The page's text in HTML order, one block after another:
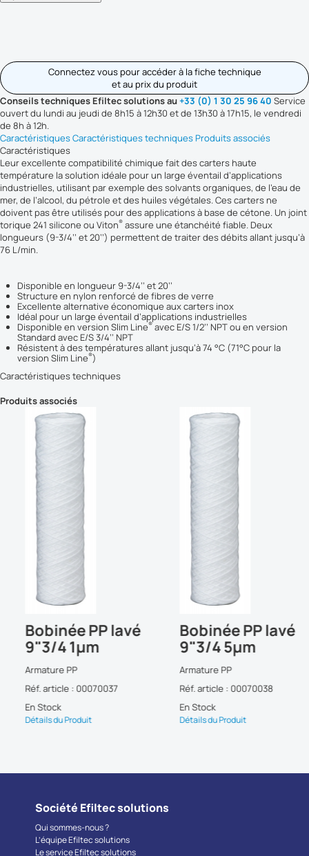
Connectez vous pour accéder à la fiche technique
et au prix du produit
Conseils techniques Efiltec solutions au+33 (0) 1 30 25 96 40 Service
ouvert du lundi au jeudi de 8h15 à 12h30 et de 13h30 à 17h15, le vendredi
de 8h à 12h.
CaractéristiquesCaractéristiques techniques Produits associés
Caractéristiques
Leur excellente compatibilité chimique fait des carters haute
température la solution idéale pour un large éventail d’applications
industrielles, utilisant par exemple des solvants organiques, de l’eau de
mer, de l’alcool, du pétrole et des huiles végétales. Ces carters ne
doivent pas être utilisés pour des applications à base de cétone. Un joint
torique 241 silicone ou Viton® assure une étanchéité fiable. Deux
longueurs (9-3/4’’ et 20’’) permettent de traiter des débits allant jusqu’à
76 L/min.
Disponible en longueur 9-3/4’’ et 20’’
Structure en nylon renforcé de fibres de verre
Excellente alternative économique aux carters inox
Idéal pour un large éventail d’applications industrielles
Disponible en version Slim Line® avec E/S 1/2’’ NPT ou en version
Standard avec E/S 3/4’’ NPT
Résistent à des températures allant jusqu’à 74 °C (71°C pour la
version Slim Line®)
Caractéristiques techniques
Produits associés
Bobinée PP lavé
9"3/4 1µm
Armature PP
Réf. article : 00070037
En Stock
Détails du Produit
Bobinée PP lavé
9"3/4 5µm
Armature PP
Réf. article : 00070038
En Stock
Détails du Produit
Société Efiltec solutions
Qui sommes-nous ?
L’équipe Efiltec solutions
Le service Efiltec solutions